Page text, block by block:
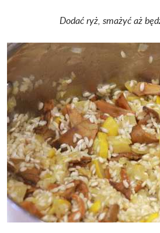
Dodać ryż, smażyć aż